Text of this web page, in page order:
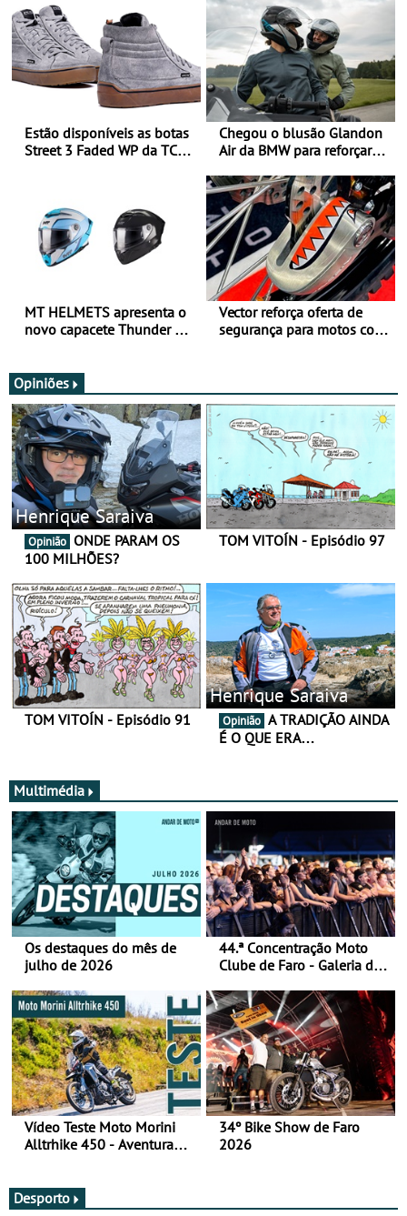
Estão disponíveis as botas
Street 3 Faded WP da TCX
Chegou o blusão Glandon
Air da BMW para reforçar
verão
MT HELMETS apresenta o
novo capacete Thunder 4 R
Vector reforça oferta de
segurança para motos com
Opiniões
Henrique Saraiva
Opinião
100 MILHÕES?
TOM VITOÍN - Episódio 97
TOM VITOÍN - Episódio 91
Henrique Saraiva
Opinião
É O QUE ERA…
Multimédia
Os destaques do mês de
julho de 2026
44.ª Concentração Moto
Clube de Faro - Galeria de
Vídeo Teste Moto Morini
Alltrhike 450 - Aventura
34º Bike Show de Faro
2026
Desporto